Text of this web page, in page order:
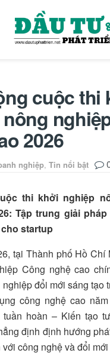
cuộc thi
2026
nghiệp, Tin nổi bật
thi khởi nghiệp
Tập trung giải
startup
tại Thành phố Hồ Chí
Công nghệ cao
nghiệp đổi mới sáng tạo
công nghệ cao
tuần hoàn – Kiến tạo
định định hướng
công nghệ và đổi